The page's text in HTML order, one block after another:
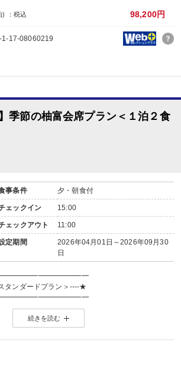
り湯をご利用いただけます。
イ酸を多く含む無色透明のやわらかいお湯が特徴です
場合は、JR由布院駅までの無料送迎あり（送迎対応
話をいただき次第お迎えにまいります。
なし）のお子様は、施設使用料3,300円（税込）がか
) ：税込 98,200円
1-17-08060219
季節の柚富会席プラン＜１泊２食
事条件 夕・朝食付
ェックイン 15:00
ェックアウト 11:00
定期間
2026年04月01日～2026年09月30
日
タンダードプラン＞----★
リピーターの方にもオススメ！
当館のスタンダードなご宿泊プランです♪
富（ゆふ）会席」
等級以上の『おおいた和牛』です。
で、豊の国おおいたの恵まれた
続きを読む